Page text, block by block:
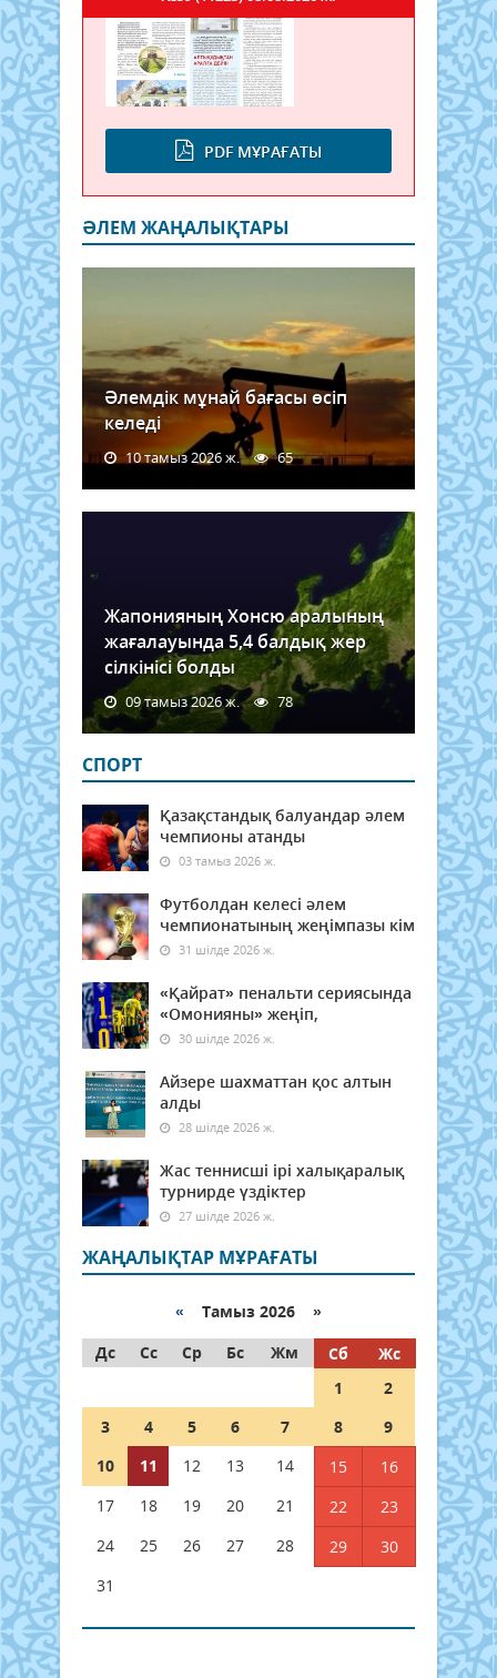
PDF МҰРАҒАТЫ
ӘЛЕМ ЖАҢАЛЫҚТАРЫ
Әлемдік мұнай бағасы өсіп
келеді
10 тамыз 2026 ж. 65
Жапонияның Хонсю аралының
жағалауында 5,4 балдық жер
сілкінісі болды
09 тамыз 2026 ж. 78
СПОРТ
Қазақстандық балуандар әлем
чемпионы атанды
03 тамыз 2026 ж.
Футболдан келесі әлем
чемпионатының жеңімпазы кім
31 шілде 2026 ж.
«Қайрат» пенальти сериясында
«Омонияны» жеңіп,
30 шілде 2026 ж.
Айзере шахматтан қос алтын
алды
28 шілде 2026 ж.
Жас теннисші ірі халықаралық
турнирде үздіктер
27 шілде 2026 ж.
ЖАҢАЛЫҚТАР МҰРАҒАТЫ
« Тамыз 2026 »
Дс
Сс Ср Бс Жм Сб
Жс
1
2
3
4 5 6 7 8
9
10
11 12 13 14 15
16
17
18 19 20 21 22
23
24
25 26 27 28 29
30
31